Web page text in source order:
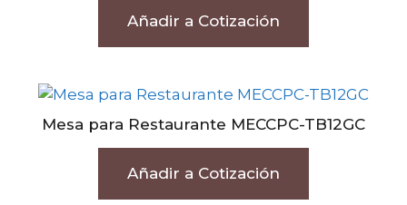
Añadir a Cotización
Mesa para Restaurante MECCPC-TB12GC
Añadir a Cotización